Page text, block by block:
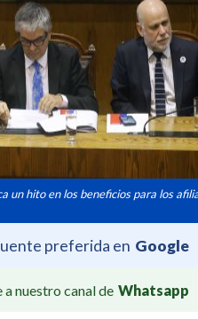
un hito en los beneficios para los
preferida en Google
a nuestro canal de Whatsapp